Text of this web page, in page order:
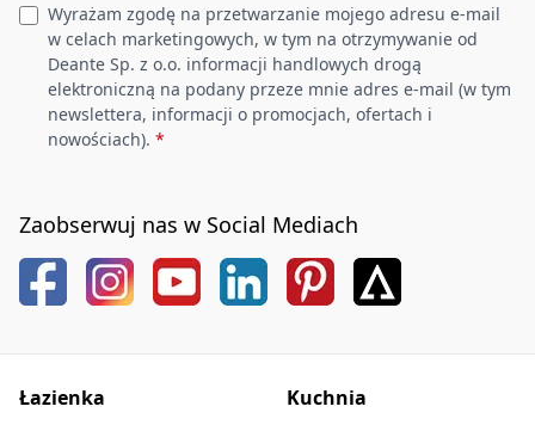
Wyrażam zgodę na przetwarzanie mojego adresu e-mail
w celach marketingowych, w tym na otrzymywanie od
Deante Sp. z o.o. informacji handlowych drogą
elektroniczną na podany przeze mnie adres e-mail (w tym
newslettera, informacji o promocjach, ofertach i
nowościach). *
Zaobserwuj nas w Social Mediach
Łazienka
Kuchnia